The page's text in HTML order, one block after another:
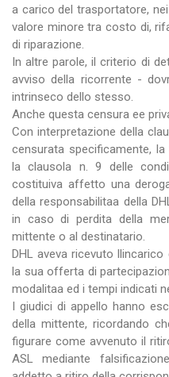
a carico del trasportatore,
valore minore tra costo di,
di riparazione.
In altre parole, il criterio di
avviso della ricorrente -
intrinseco dello stesso.
Anche questa censura ee
Con interpretazione della
censurata specificamente,
la clausola n. 9 delle
costituiva affetto una
della responsabilitaa della
in caso di perdita della
mittente o al destinatario.
DHL aveva ricevuto
la sua offerta di
modalitaa ed i tempi indicati
I giudici di appello hanno
della mittente, ricordando
figurare come avvenuto il
ASL mediante